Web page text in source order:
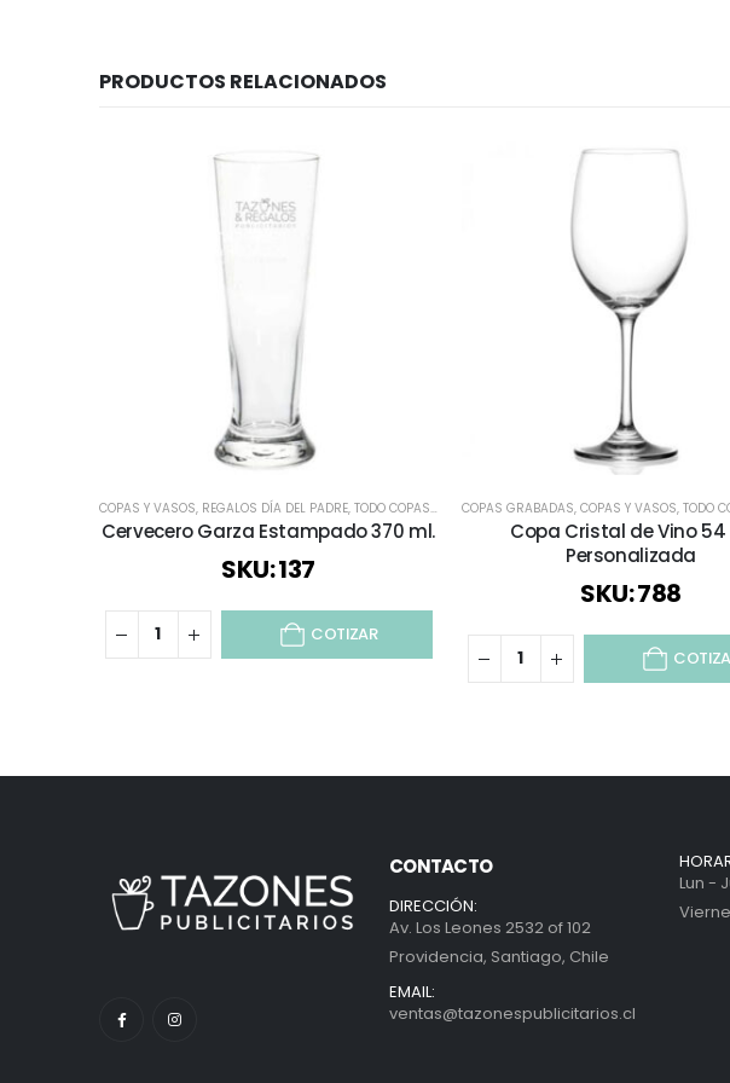
PRODUCTOS RELACIONADOS
COPAS Y VASOS, REGALOS DÍA DEL PADRE, TODO COPAS Y VASOS ,TODOS,VASOS CORPORATIVOS, VASOS
Cervecero Garza Estampado 370 ml.
SKU: 137
COTIZAR
COPAS GRABADAS, COPAS Y VASOS, TODO
Copa Cristal de Vino 54
Personalizada
SKU: 788
CONTACTO
DIRECCIÓN:
Av. Los Leones 2532 of 102
Providencia, Santiago, Chile
EMAIL:
ventas@tazonespublicitarios.cl
Lun -